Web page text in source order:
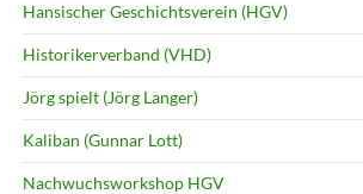
Hansischer Geschichtsverein (HGV)
Historikerverband (VHD)
Jörg spielt (Jörg Langer)
Kaliban (Gunnar Lott)
Nachwuchsworkshop HGV